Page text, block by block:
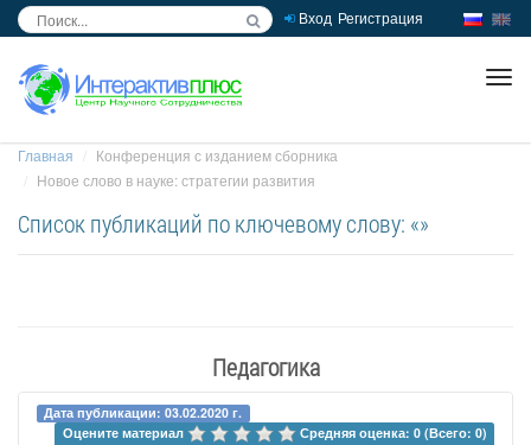
Вход Регистрация
Главная
Конференция с изданием сборника
Новое слово в науке: стратегии развития
Список публикаций по ключевому слову: «»
Педагогика
Дата публикации: 03.02.2020 г.
Оцените материал
Средняя оценка: 0 (Всего: 0)